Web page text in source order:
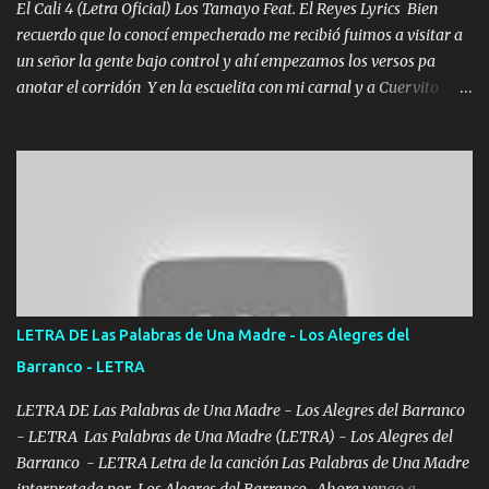
El Cali 4 (Letra Oficial) Los Tamayo Feat. El Reyes Lyrics Bien
recuerdo que lo conocí empecherado me recibió fuimos a visitar a
un señor la gente bajo control y ahí empezamos los versos pa
anotar el corridón Y en la escuelita con mi carnal y a Cuervito
verde se le extraña pa que sepan Aquí Pura GENTE DE LA RANA 🐸
POR CLAVE ES EL CALI 4 EN LA CIUDAD TIJUANA Música Al
tirante andamos mi carnal atento a cualquier necesidad no porque
se ve limpio el camino nos confiamos al andar y nunca con la
misma piedra me vuelvo a tropezar Cuando ando de enamorado
en corto me tiró a per...
LETRA DE Las Palabras de Una Madre - Los Alegres del
Barranco - LETRA
LETRA DE Las Palabras de Una Madre - Los Alegres del Barranco
- LETRA Las Palabras de Una Madre (LETRA) - Los Alegres del
Barranco - LETRA Letra de la canción Las Palabras de Una Madre